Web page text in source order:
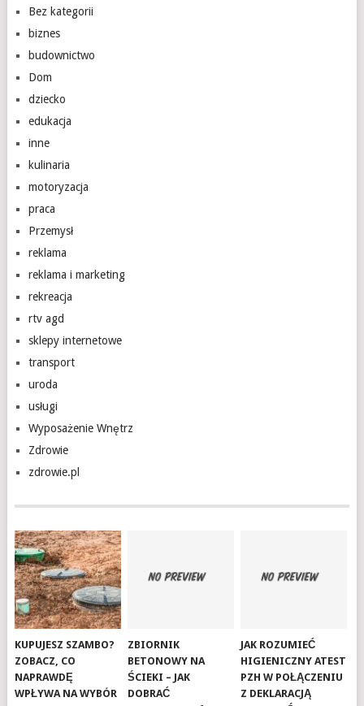
Bez kategorii
biznes
budownictwo
Dom
dziecko
edukacja
inne
kulinaria
motoryzacja
praca
Przemysł
reklama
reklama i marketing
rekreacja
rtv agd
sklepy internetowe
transport
uroda
usługi
Wyposażenie Wnętrz
Zdrowie
zdrowie.pl
KUPUJESZ SZAMBO?
ZOBACZ, CO
NAPRAWDĘ
WPŁYWA NA WYBÓR
ZBIORNIK
BETONOWY NA
ŚCIEKI – JAK
DOBRAĆ
JAK ROZUMIEĆ
HIGIENICZNY ATEST
PZH W POŁĄCZENIU
Z DEKLARACJĄ